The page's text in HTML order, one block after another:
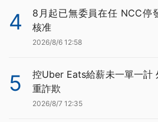
4
8月起已無委員在任 NCC停
核准
2026/8/6 12:58
5
控Uber Eats給薪未一單一計
重詐欺
2026/8/7 12:35